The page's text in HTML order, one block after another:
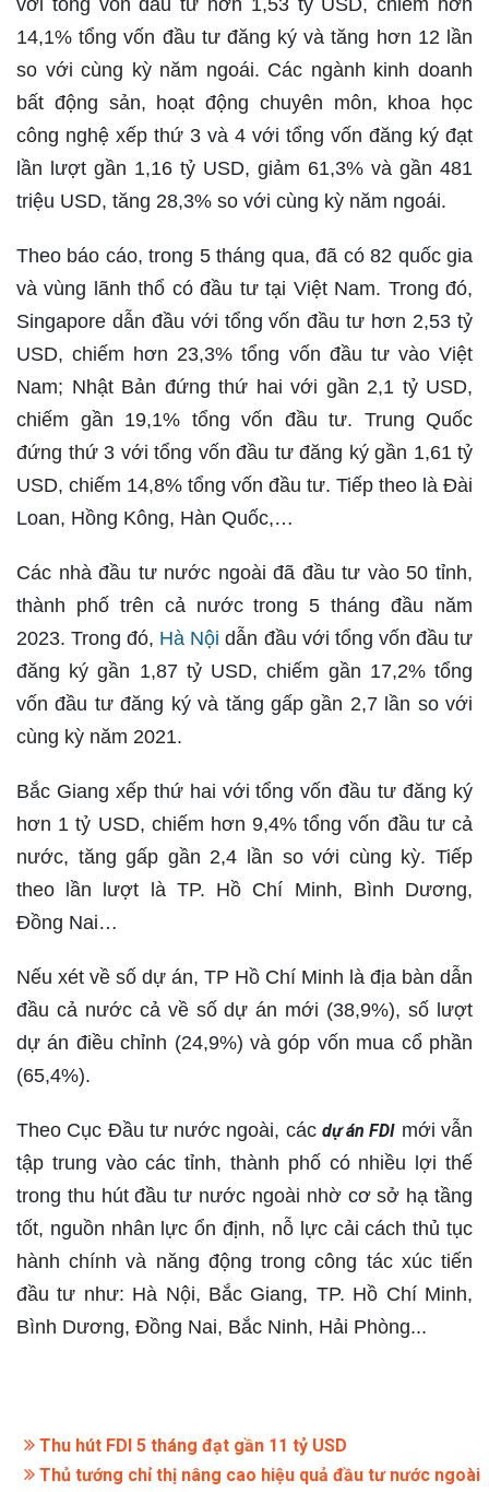
14,1% tổng vốn đầu tư đăng ký và tăng hơn 12 lần
so với cùng kỳ năm ngoái. Các ngành kinh doanh
bất động sản, hoạt động chuyên môn, khoa học
công nghệ xếp thứ 3 và 4 với tổng vốn đăng ký đạt
lần lượt gần 1,16 tỷ USD, giảm 61,3% và gần 481
triệu USD, tăng 28,3% so với cùng kỳ năm ngoái.
Theo báo cáo, trong 5 tháng qua, đã có 82 quốc gia
và vùng lãnh thổ có đầu tư tại Việt Nam. Trong đó,
Singapore dẫn đầu với tổng vốn đầu tư hơn 2,53 tỷ
USD, chiếm hơn 23,3% tổng vốn đầu tư vào Việt
Nam; Nhật Bản đứng thứ hai với gần 2,1 tỷ USD,
chiếm gần 19,1% tổng vốn đầu tư. Trung Quốc
đứng thứ 3 với tổng vốn đầu tư đăng ký gần 1,61 tỷ
USD, chiếm 14,8% tổng vốn đầu tư. Tiếp theo là Đài
Loan, Hồng Kông, Hàn Quốc,…
Các nhà đầu tư nước ngoài đã đầu tư vào 50 tỉnh,
thành phố trên cả nước trong 5 tháng đầu năm
2023. Trong đó, Hà Nộidẫn đầu với tổng vốn đầu tư
đăng ký gần 1,87 tỷ USD, chiếm gần 17,2% tổng
vốn đầu tư đăng ký và tăng gấp gần 2,7 lần so với
cùng kỳ năm 2021.
Bắc Giang xếp thứ hai với tổng vốn đầu tư đăng ký
hơn 1 tỷ USD, chiếm hơn 9,4% tổng vốn đầu tư cả
nước, tăng gấp gần 2,4 lần so với cùng kỳ. Tiếp
theo lần lượt là TP. Hồ Chí Minh, Bình Dương,
Đồng Nai…
Nếu xét về số dự án, TP Hồ Chí Minh là địa bàn dẫn
đầu cả nước cả về số dự án mới (38,9%), số lượt
dự án điều chỉnh (24,9%) và góp vốn mua cổ phần
(65,4%).
Theo Cục Đầu tư nước ngoài, các dự án FDI mới vẫn
tập trung vào các tỉnh, thành phố có nhiều lợi thế
trong thu hút đầu tư nước ngoài nhờ cơ sở hạ tầng
tốt, nguồn nhân lực ổn định, nỗ lực cải cách thủ tục
hành chính và năng động trong công tác xúc tiến
đầu tư như: Hà Nội, Bắc Giang, TP. Hồ Chí Minh,
Bình Dương, Đồng Nai, Bắc Ninh, Hải Phòng...
Thu hút FDI 5 tháng đạt gần 11 tỷ USD
Thủ tướng chỉ thị nâng cao hiệu quả đầu tư nước ngoài